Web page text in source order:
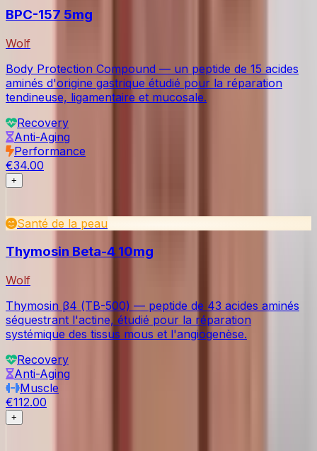
BPC-157 5mg
Wolf
Body Protection Compound — un peptide de 15 acides
aminés d'origine gastrique étudié pour la réparation
tendineuse, ligamentaire et mucosale.
Recovery
Anti-Aging
Performance
€34.00
+
Santé de la peau
Thymosin Beta-4 10mg
Wolf
Thymosin β4 (TB-500) — peptide de 43 acides aminés
séquestrant l'actine, étudié pour la réparation
systémique des tissus mous et l'angiogenèse.
Recovery
Anti-Aging
Muscle
€112.00
+